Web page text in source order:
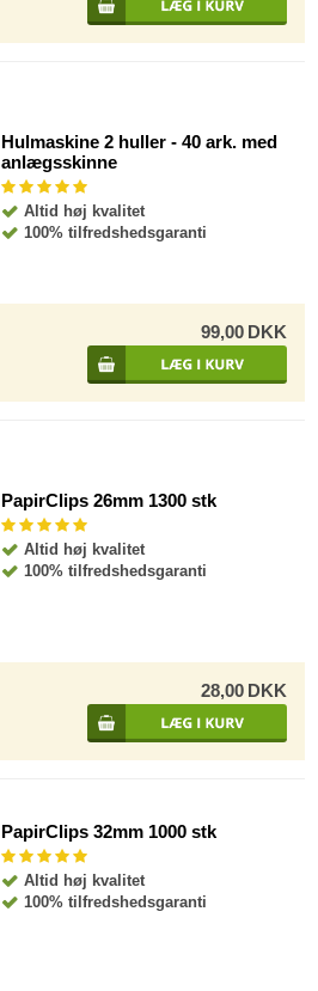
Hulmaskine 2 huller - 40 ark. med
anlægsskinne
Altid høj kvalitet
100% tilfredshedsgaranti
99,00 DKK
PapirClips 26mm 1300 stk
Altid høj kvalitet
100% tilfredshedsgaranti
28,00 DKK
PapirClips 32mm 1000 stk
Altid høj kvalitet
100% tilfredshedsgaranti